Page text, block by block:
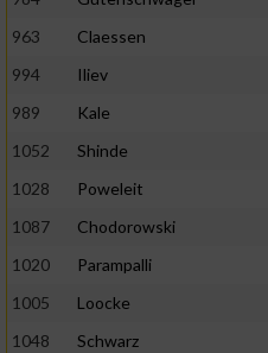
963
Claessen
994
Iliev
989
Kale
1052
Shinde
1028
Poweleit
1087
Chodorowski
1020
Parampalli
1005
Loocke
1048
Schwarz